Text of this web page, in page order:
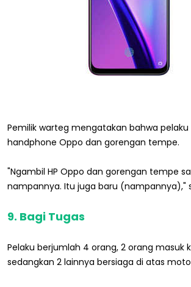
Pemilik warteg mengatakan bahwa
handphone Oppo dan gorengan tempe.
"Ngambil HP Oppo dan gorengan tempe
nampannya. Itu juga baru (nampannya),"
9. Bagi Tugas
Pelaku berjumlah 4 orang, 2 orang masuk
sedangkan 2 lainnya bersiaga di atas